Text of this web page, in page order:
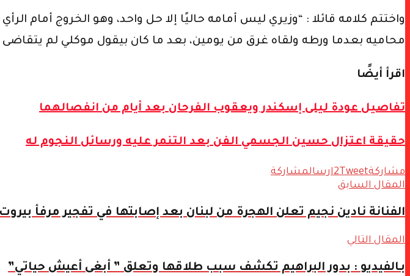
واختتم كلامه قائلا : “وزيري ليس أمامه حاليًا إلا حل واحد، وهو الخروج أمام
محاميه بعدما ورطه ولقاه غرق من يومين، بعد ما كان بيقول موكلي لم يتقاضى
اقرأ أيضًا
تفاصيل عودة ليلى إسكندر ويعقوب الفرحان بعد أيام من انفصالهما
حقيقة اعتزال حسين الجسمي الفن بعد التنمر عليه ورسائل النجوم له
مشاركة 2Tweet ارسالمشاركة
المقال السابق
الفنانة نادين نجيم تعلن الهجرة من لبنان بعد إصابتها في تفجير مرفأ
المقال التالي
بـالفيديو : بدور البراهيم تكشف سبب طلاقها وتعلق ” أبغى أعيش حياتي”